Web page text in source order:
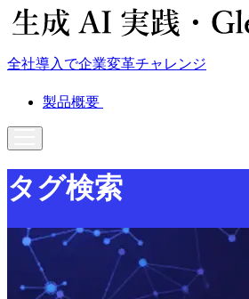
全社導入で企業変革チャレンジ
製品概要
タグ検索